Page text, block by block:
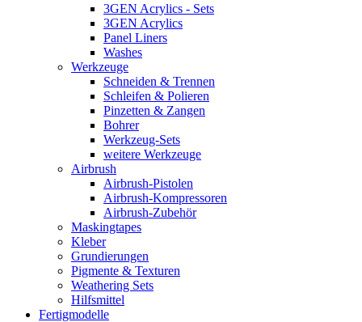
3GEN Acrylics - Sets
3GEN Acrylics
Panel Liners
Washes
Werkzeuge
Schneiden & Trennen
Schleifen & Polieren
Pinzetten & Zangen
Bohrer
Werkzeug-Sets
weitere Werkzeuge
Airbrush
Airbrush-Pistolen
Airbrush-Kompressoren
Airbrush-Zubehör
Maskingtapes
Kleber
Grundierungen
Pigmente & Texturen
Weathering Sets
Hilfsmittel
Fertigmodelle